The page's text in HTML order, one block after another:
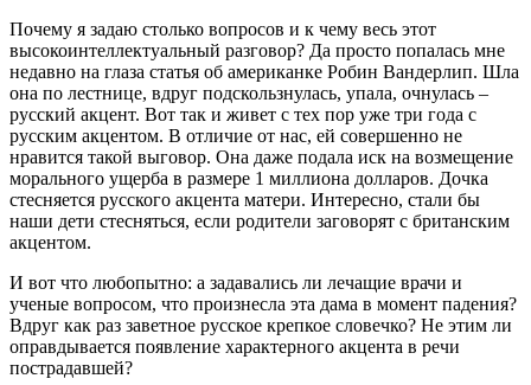
Почему я задаю столько вопросов и к чему весь этот
высокоинтеллектуальный разговор? Да просто попалась мне
недавно на глаза статья об американке Робин Вандерлип. Шла
она по лестнице, вдруг подскользнулась, упала, очнулась –
русский акцент. Вот так и живет с тех пор уже три года с
русским акцентом. В отличие от нас, ей совершенно не
нравится такой выговор. Она даже подала иск на возмещение
морального ущерба в размере 1 миллиона долларов. Дочка
стесняется русского акцента матери. Интересно, стали бы
наши дети стесняться, если родители заговорят с британским
акцентом.
И вот что любопытно: а задавались ли лечащие врачи и
ученые вопросом, что произнесла эта дама в момент падения?
Вдруг как раз заветное русское крепкое словечко? Не этим ли
оправдывается появление характерного акцента в речи
пострадавшей?